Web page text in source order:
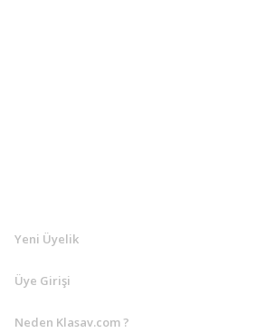
Yeni Üyelik
Üye Girişi
Neden Klasav.com ?